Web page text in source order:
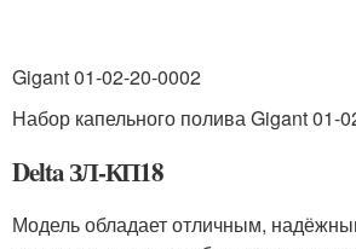
Gigant 01-02-20-0002
Набор капельного полива Gigant 01-
Delta ЗЛ-КП18
Модель обладает отличным,